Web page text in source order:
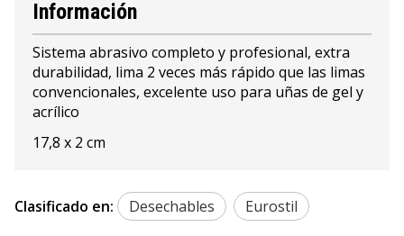
Información
Sistema abrasivo completo y profesional, extra
durabilidad, lima 2 veces más rápido que las limas
convencionales, excelente uso para uñas de gel y
acrílico
17,8 x 2 cm
Clasificado en: Desechables Eurostil